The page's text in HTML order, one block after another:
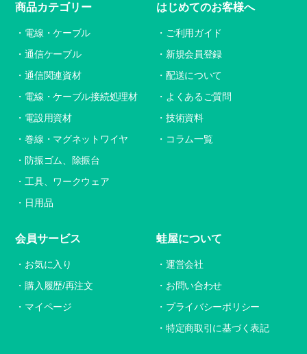
商品カテゴリー
電線・ケーブル
通信ケーブル
通信関連資材
電線・ケーブル接続処理材
電設用資材
巻線・マグネットワイヤ
防振ゴム、除振台
工具、ワークウェア
日用品
はじめてのお客様へ
ご利用ガイド
新規会員登録
配送について
よくあるご質問
技術資料
コラム一覧
会員サービス
お気に入り
購入履歴/再注文
マイページ
蛙屋について
運営会社
お問い合わせ
プライバシーポリシー
特定商取引に基づく表記